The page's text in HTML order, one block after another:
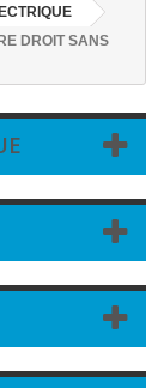
DROIT SANS